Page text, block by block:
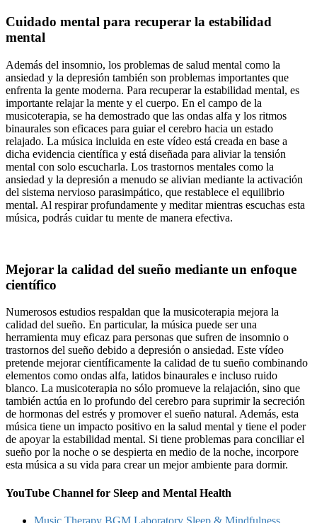
Cuidado mental para recuperar la estabilidad
mental
Además del insomnio, los problemas de salud mental como la
ansiedad y la depresión también son problemas importantes que
enfrenta la gente moderna. Para recuperar la estabilidad mental, es
importante relajar la mente y el cuerpo. En el campo de la
musicoterapia, se ha demostrado que las ondas alfa y los ritmos
binaurales son eficaces para guiar el cerebro hacia un estado
relajado. La música incluida en este vídeo está creada en base a
dicha evidencia científica y está diseñada para aliviar la tensión
mental con solo escucharla. Los trastornos mentales como la
ansiedad y la depresión a menudo se alivian mediante la activación
del sistema nervioso parasimpático, que restablece el equilibrio
mental. Al respirar profundamente y meditar mientras escuchas esta
música, podrás cuidar tu mente de manera efectiva.
Mejorar la calidad del sueño mediante un enfoque
científico
Numerosos estudios respaldan que la musicoterapia mejora la
calidad del sueño. En particular, la música puede ser una
herramienta muy eficaz para personas que sufren de insomnio o
trastornos del sueño debido a depresión o ansiedad. Este vídeo
pretende mejorar científicamente la calidad de tu sueño combinando
elementos como ondas alfa, latidos binaurales e incluso ruido
blanco. La musicoterapia no sólo promueve la relajación, sino que
también actúa en lo profundo del cerebro para suprimir la secreción
de hormonas del estrés y promover el sueño natural. Además, esta
música tiene un impacto positivo en la salud mental y tiene el poder
de apoyar la estabilidad mental. Si tiene problemas para conciliar el
sueño por la noche o se despierta en medio de la noche, incorpore
esta música a su vida para crear un mejor ambiente para dormir.
YouTube Channel for Sleep and Mental Health
Music Therapy BGM Laboratory Sleep & Mindfulness